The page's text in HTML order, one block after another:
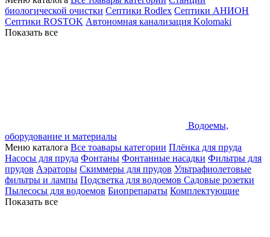
биологической очистки Септики Rodlex Септики АНИОН
Септики ROSTOK Автономная канализация Kolomaki
Показать все
Водоемы,
оборудование и материалы
Меню каталога Все тоавары категории Плёнка для пруда
Насосы для пруда Фонтаны Фонтанные насадки Фильтры для
прудов Аэраторы Скиммеры для прудов Ультрафиолетовые
фильтры и лампы Подсветка для водоемов Садовые розетки
Пылесосы для водоемов Биопрепараты Комплектующие
Показать все